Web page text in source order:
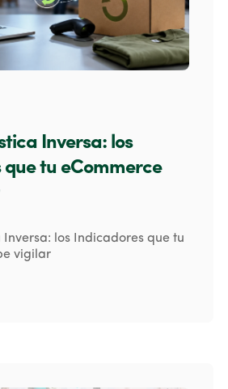
Inversa: los
que tu eCommerce
Inversa: los Indicadores que tu
vigilar